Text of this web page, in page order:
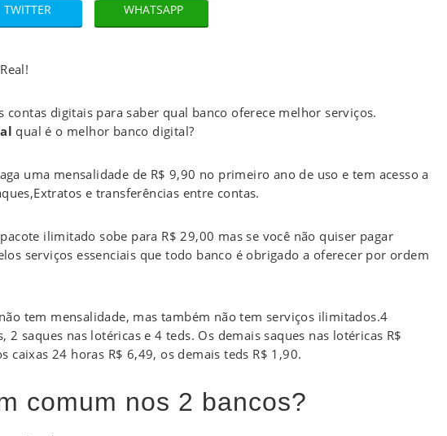
TWITTER WHATSAPP
contas digitais para saber qual banco oferece melhor serviços.
qual é o melhor banco digital?
uma mensalidade de R$ 9,90 no primeiro ano de uso e tem acesso a
e transferências entre contas.
ilimitado sobe para R$ 29,00 mas se você não quiser pagar
serviços essenciais que todo banco é obrigado a oferecer por ordem
não tem mensalidade, mas também não tem serviços ilimitados.4
2 saques nas lotéricas e 4 teds. Os demais saques nas lotéricas R$
caixas 24 horas R$ 6,49, os demais teds R$ 1,90.
comum nos 2 bancos?